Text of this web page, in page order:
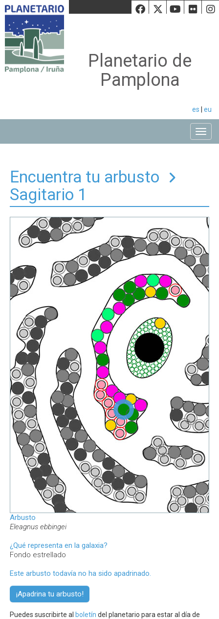
Facebook
Twiiter
Planetario de
Pamplona
es eu
Encuentra tu arbusto
Sagitario 1
Arbusto
Eleagnus ebbingei
¿Qué representa en la galaxia?
Fondo estrellado
Este arbusto todavía no ha sido apadrinado.
¡Apadrina tu arbusto!
Puedes suscribirte al boletín del planetario para estar al día de